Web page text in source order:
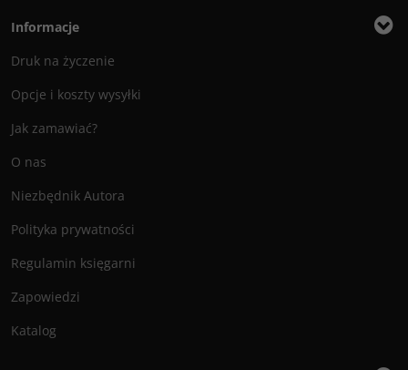
Informacje
Druk na życzenie
Opcje i koszty wysyłki
Jak zamawiać?
O nas
Niezbędnik Autora
Polityka prywatności
Regulamin księgarni
Zapowiedzi
Katalog